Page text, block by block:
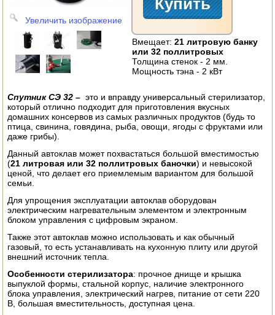
СЫРОВАРНИ
ШИНКОВКИ
ДЛЯ ДОМА И САДА
ДРОВОКОЛЫ
ГАЗОВЫЕ БАЛЛОНЫ
НАСТОЛЬНЫЕ ПЛИТЫ
ЭЛЕКТРО И БЕНЗО ИНСТРУМЕНТ
ОПРЫСКИВАТЕЛИ
ЭЛЕКТРО ШАШЛЫЧНИЦЫ
СУШИЛКИ ПРОДУКТОВ
Увеличить изображение
Вмещает:21 литровую банку
или 32 поллитровых
Толщина стенок - 2 мм.
Мощность тэна - 2 кВт
Спутник СЭ 32 – это и вправду универсальный стерилизатор,
который отлично подходит для приготовления вкусных
домашних консервов из самых различных продуктов (будь то
птица, свинина, говядина, рыба, овощи, ягоды с фруктами или
даже грибы).
Данный автоклав может похвастаться большой вместимостью
(21 литровая или 32 поллитровых баночки) и невысокой
ценой, что делает его приемлемым вариантом для большой
семьи.
Для упрощения эксплуатации автоклав оборудован
электрическим нагревательным элементом и электронным
блоком управления с цифровым экраном.
Также этот автоклав можно использовать и как обычный
газовый, то есть устанавливать на кухонную плиту или другой
внешний источник тепла.
Особенности стерилизатора: прочное днище и крышка
выпуклой формы, стальной корпус, наличие электронного
блока управления, электрический нагрев, питание от сети 220
В, большая вместительность, доступная цена.